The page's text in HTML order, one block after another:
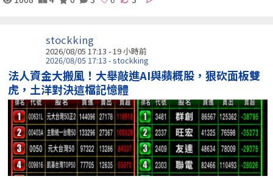
stockking
2026/08/05 17:13 -19 小時前
2026/08/05 17:13 - stockking
法人資金大搬風！大舉敲進AI與蘋概股，狠砍面板雙
虎，土洋對決這檔記憶體